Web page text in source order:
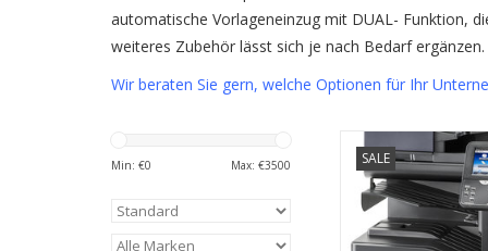
automatische Vorlageneinzug mit DUAL- Funktion,
weiteres Zubehör lässt sich je nach Bedarf ergänzen.
Wir beraten Sie gern, welche Optionen für Ihr
Min: €0 Max: €3500 SALE
Mit dem 302ci weht
Wind durch Ihr
druckt und
berauschenden 30
Seiten/Min. und das